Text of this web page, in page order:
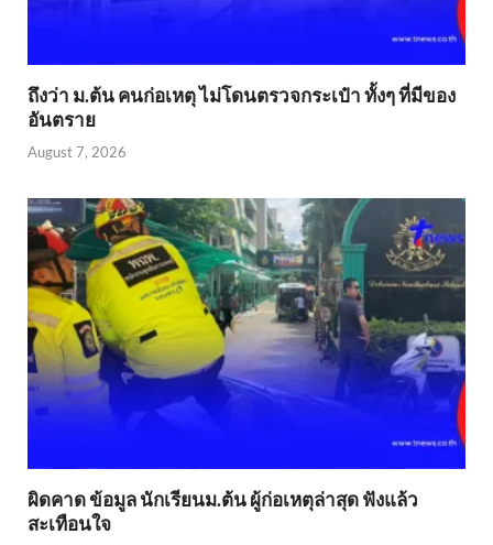
ถึงว่า ม.ต้น คนก่อเหตุ ไม่โดนตรวจกระเป๋า ทั้งๆ ที่มีของ
อันตราย
August 7, 2026
ผิดคาด ข้อมูล นักเรียนม.ต้น ผู้ก่อเหตุล่าสุด ฟังแล้ว
สะเทือนใจ